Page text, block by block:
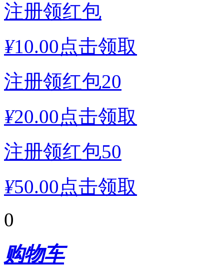
注册领红包
¥10.00点击领取
注册领红包20
¥20.00点击领取
注册领红包50
¥50.00点击领取
0
购物车